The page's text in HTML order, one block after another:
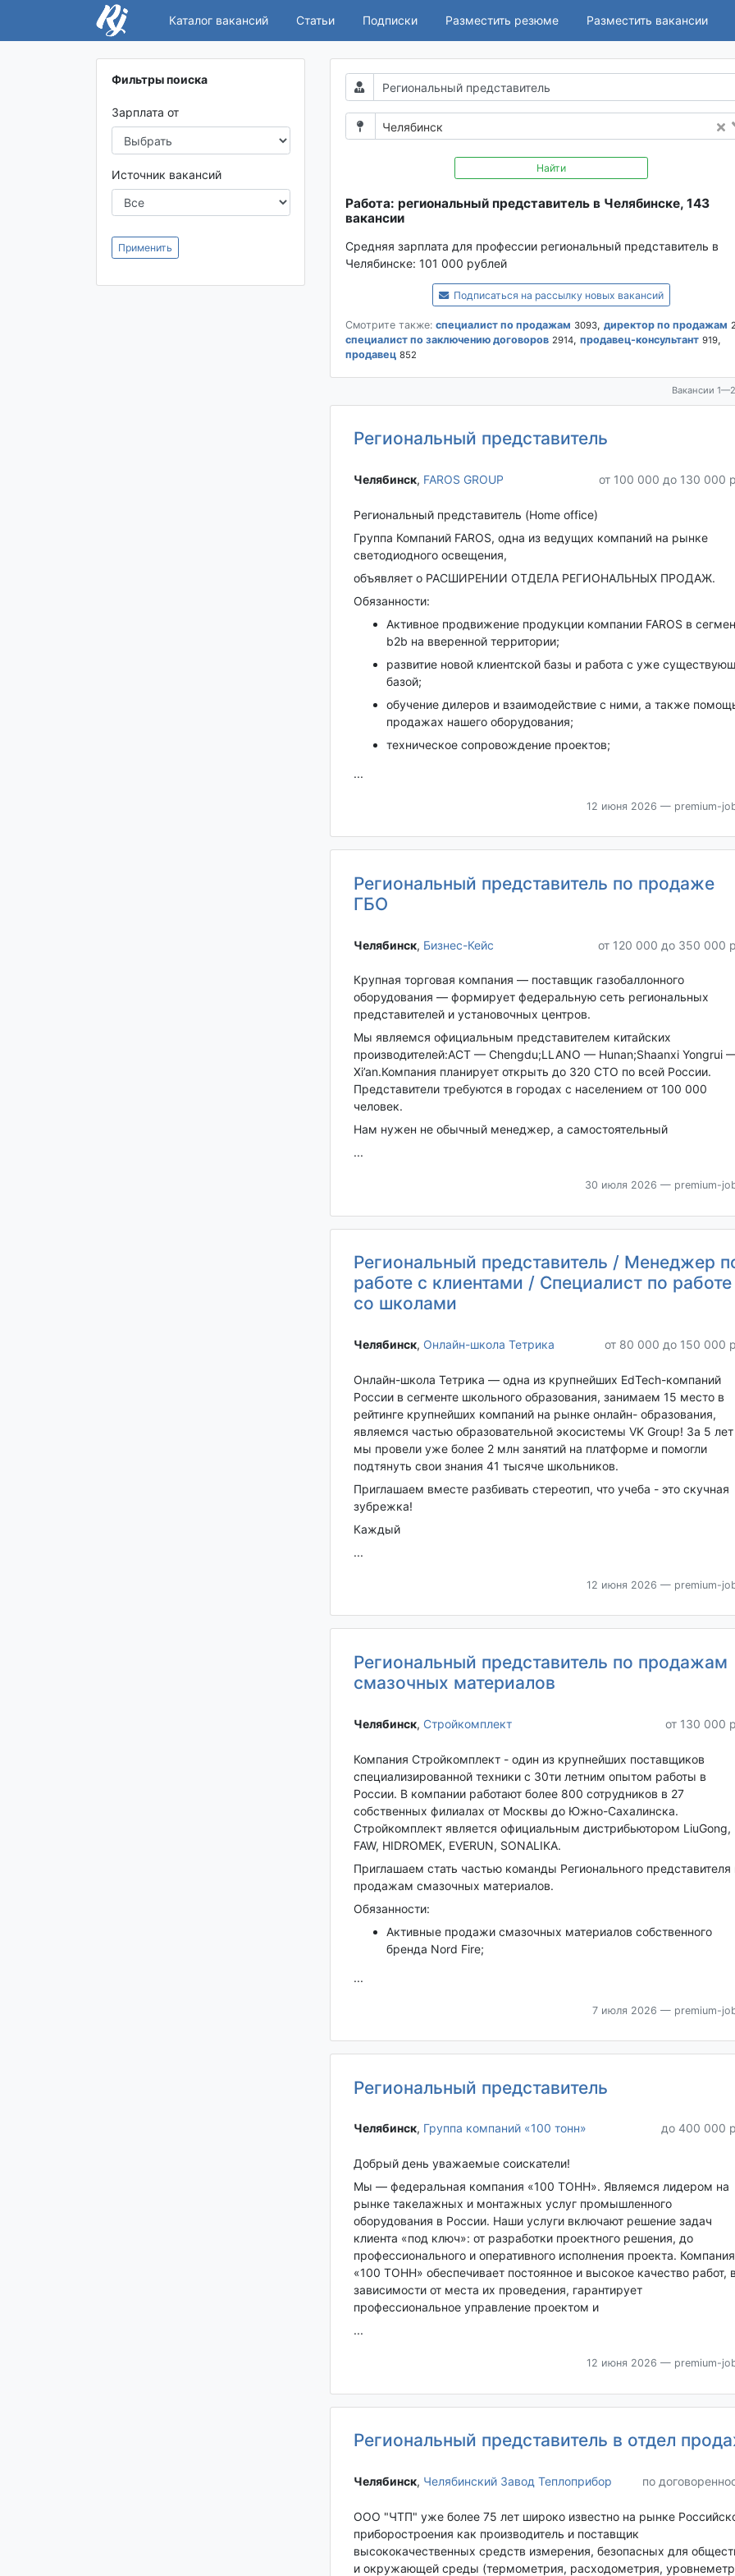
Каталог вакансий Статьи Подписки Разместить резюме Разместить вакансии
Фильтры поиска
Зарплата от
Источник вакансий
Применить
Челябинск
Найти
Работа: региональный представитель в Челябинске, 143
вакансии
Средняя зарплата для профессии региональный представитель в
Челябинске: 101 000 рублей
Подписаться на рассылку новых вакансий
Смотрите также: специалист по продажам 3093, директор по продажам
специалист по заключению договоров 2914, продавец-консультант 919,
продавец 852
Вакансии
Региональный представитель
Челябинск‎, FAROS GROUP от 100 000 до 130 000
Региональный представитель (Home office)
Группа Компаний FAROS, одна из ведущих компаний на рынке
светодиодного освещения,
объявляет о РАСШИРЕНИИ ОТДЕЛА РЕГИОНАЛЬНЫХ ПРОДАЖ.
Обязанности:
Активное продвижение продукции компании FAROS в
b2b на вверенной территории;
развитие новой клиентской базы и работа с уже
базой;
обучение дилеров и взаимодействие с ними, а также
продажах нашего оборудования;
техническое сопровождение проектов;
...
12 июня 2026 — premium-
Региональный представитель по продаже
ГБО
Челябинск‎, Бизнес-Кейс от 120 000 до 350 000
Крупная торговая компания — поставщик газобаллонного
оборудования — формирует федеральную сеть региональных
представителей и установочных центров.
Мы являемся официальным представителем китайских
производителей:ACT — Chengdu;LLANO — Hunan;Shaanxi Yongrui
Xi’an.Компания планирует открыть до 320 СТО по всей России.
Представители требуются в городах с населением от 100 000
человек.
Нам нужен не обычный менеджер, а самостоятельный
...
30 июля 2026 — premium-
Региональный представитель / Менеджер
работе с клиентами / Специалист по работе
со школами
Челябинск‎, Онлайн-школа Тетрика от 80 000 до 150 000
Онлайн-школа Тетрика — одна из крупнейших EdTech-компаний
России в сегменте школьного образования, занимаем 15 место в
рейтинге крупнейших компаний на рынке онлайн- образования,
являемся частью образовательной экосистемы VK Group! За 5 лет
мы провели уже более 2 млн занятий на платформе и помогли
подтянуть свои знания 41 тысяче школьников.
Приглашаем вместе разбивать стереотип, что учеба - это скучная
зубрежка!
Каждый
...
12 июня 2026 — premium-
Региональный представитель по продажам
смазочных материалов
Челябинск‎, Стройкомплект от 130 000
Компания Стройкомплект - один из крупнейших поставщиков
специализированной техники с 30ти летним опытом работы в
России. В компании работают более 800 сотрудников в 27
собственных филиалах от Москвы до Южно-Сахалинска.
Стройкомплект является официальным дистрибьютором LiuGong,
FAW, HIDROMEK, EVERUN, SONALIKA.
Приглашаем стать частью команды Регионального представителя
продажам смазочных материалов.
Обязанности:
Активные продажи смазочных материалов собственного
бренда Nord Fire;
...
7 июля 2026 — premium-
Региональный представитель
Челябинск‎, Группа компаний «100 тонн» до 400 000
Добрый день уважаемые соискатели!
Мы — федеральная компания «100 ТОНН». Являемся лидером на
рынке такелажных и монтажных услуг промышленного
оборудования в России. Наши услуги включают решение задач
клиента «под ключ»: от разработки проектного решения, до
профессионального и оперативного исполнения проекта. Компания
«100 ТОНН» обеспечивает постоянное и высокое качество работ,
зависимости от места их проведения, гарантирует
профессиональное управление проектом и
...
12 июня 2026 — premium-
Региональный представитель в отдел
Челябинск‎, Челябинский Завод Теплоприбор по
ООО "ЧТП" уже более 75 лет широко известно на рынке
приборостроения как производитель и поставщик
высококачественных средств измерения, безопасных для
и окружающей среды (термометрия, расходометрия,